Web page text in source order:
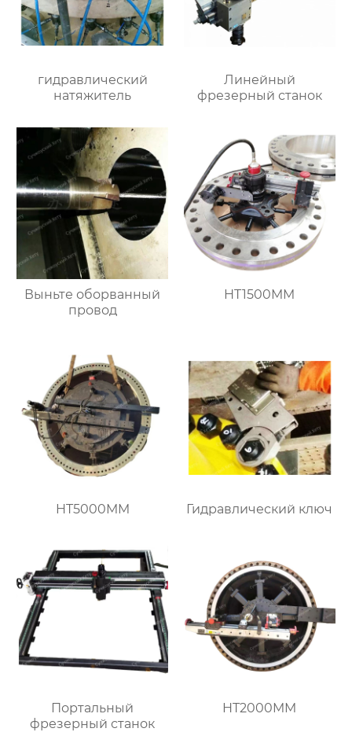
гидравлический
натяжитель
Линейный
фрезерный станок
Выньте оборванный
провод
HT1500MM
HT5000MM Гидравлический ключ
Портальный
фрезерный станок
HT2000MM